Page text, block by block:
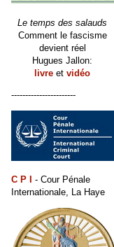
Le temps des salauds
Comment le fascisme
devient réel
Hugues Jallon:
livre et vidéo
-----------------------
C P I
- Cour Pénale
Internationale, La Haye